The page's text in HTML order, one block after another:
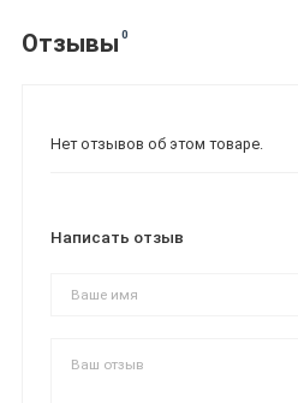
Отзывы 0
Нет отзывов об этом товаре.
Написать отзыв